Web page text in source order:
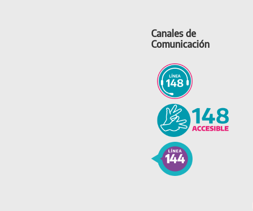
Canales de
Comunicación